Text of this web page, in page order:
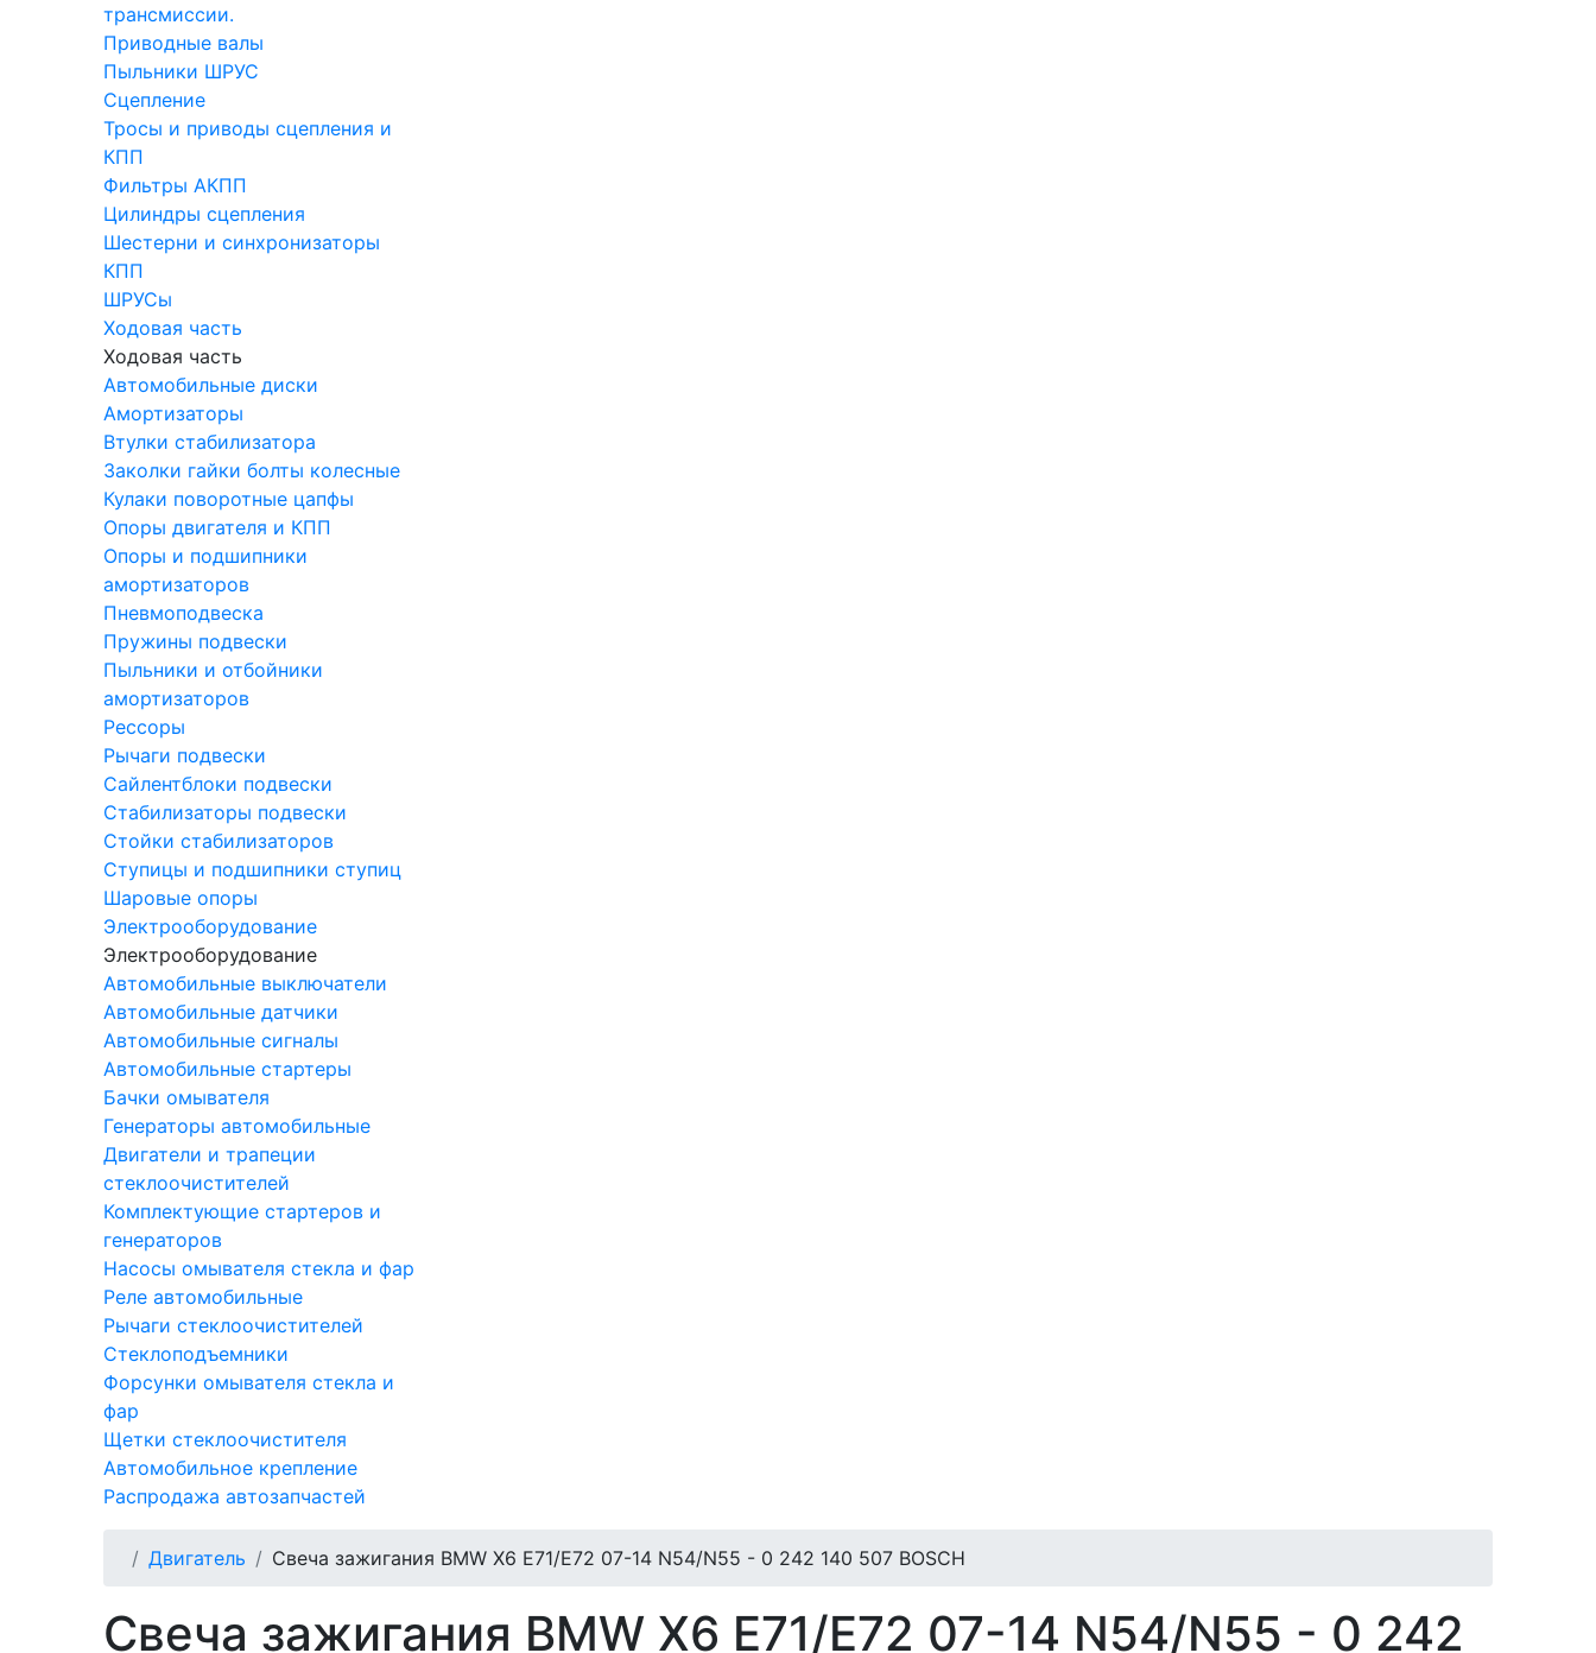
трансмиссии.
Приводные валы
Пыльники ШРУС
Сцепление
Тросы и приводы сцепления и
КПП
Фильтры АКПП
Цилиндры сцепления
Шестерни и синхронизаторы
КПП
ШРУСы
Ходовая часть
Ходовая часть
Автомобильные диски
Амортизаторы
Втулки стабилизатора
Заколки гайки болты колесные
Кулаки поворотные цапфы
Опоры двигателя и КПП
Опоры и подшипники
амортизаторов
Пневмоподвеска
Пружины подвески
Пыльники и отбойники
амортизаторов
Рессоры
Рычаги подвески
Сайлентблоки подвески
Стабилизаторы подвески
Стойки стабилизаторов
Ступицы и подшипники ступиц
Шаровые опоры
Электрооборудование
Электрооборудование
Автомобильные выключатели
Автомобильные датчики
Автомобильные сигналы
Автомобильные стартеры
Бачки омывателя
Генераторы автомобильные
Двигатели и трапеции
стеклоочистителей
Комплектующие стартеров и
генераторов
Насосы омывателя стекла и фар
Реле автомобильные
Рычаги стеклоочистителей
Стеклоподъемники
Форсунки омывателя стекла и
фар
Щетки стеклоочистителя
Автомобильное крепление
Распродажа автозапчастей
Двигатель Свеча зажигания BMW X6 E71/E72 07-14 N54/N55 - 0 242 140 507 BOSCH
Свеча зажигания BMW X6 E71/E72 07-14 N54/N55 - 0 242